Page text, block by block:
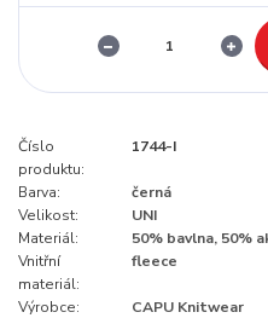
Číslo
produktu:
1744-I
Barva:
černá
Velikost:
UNI
Materiál:
50% bavlna, 50%
Vnitřní
materiál:
fleece
Výrobce:
CAPU Knitwear